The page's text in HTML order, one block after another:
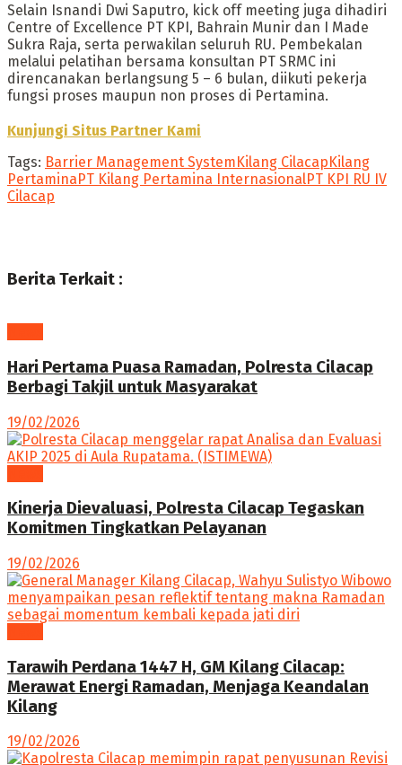
Selain Isnandi Dwi Saputro, kick off meeting juga dihadiri
Centre of Excellence PT KPI, Bahrain Munir dan I Made
Sukra Raja, serta perwakilan seluruh RU. Pembekalan
melalui pelatihan bersama konsultan PT SRMC ini
direncanakan berlangsung 5 – 6 bulan, diikuti pekerja
fungsi proses maupun non proses di Pertamina.
Kunjungi Situs Partner Kami
Tags: Barrier Management SystemKilang CilacapKilang
PertaminaPT Kilang Pertamina InternasionalPT KPI RU IV
Cilacap
Berita Terkait :
Hari Pertama Puasa Ramadan, Polresta Cilacap
Berbagi Takjil untuk Masyarakat
19/02/2026
Kinerja Dievaluasi, Polresta Cilacap Tegaskan
Komitmen Tingkatkan Pelayanan
19/02/2026
Tarawih Perdana 1447 H, GM Kilang Cilacap:
Merawat Energi Ramadan, Menjaga Keandalan
Kilang
19/02/2026